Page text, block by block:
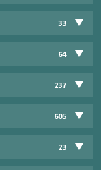
33
64
237
605
23